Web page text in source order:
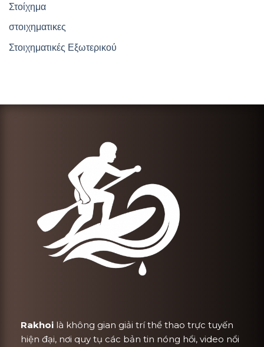
Στοίχημα
στοιχηματικες
Στοιχηματικές Εξωτερικού
Rakhoi là không gian giải trí thể thao trực tuyến
hiện đại, nơi quy tụ các bản tin nóng hổi, video nổi